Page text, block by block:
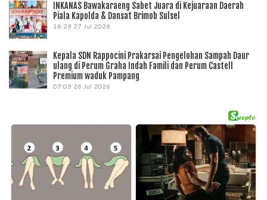
INKANAS Bawakaraeng Sabet Juara di Kejuaraan Daerah
Piala Kapolda & Dansat Brimob Sulsel
16:28 27 Jul 2026
Kepala SDN Rappocini Prakarsai Pengelohan Sampah Daur
ulang di Perum Graha Indah Famili dan Perum Castell
Premium waduk Pampang
07:09 26 Jul 2026